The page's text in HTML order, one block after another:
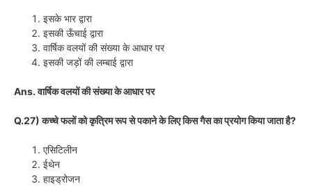
इसके भार द्वारा
इसकी ऊँचाई द्वारा
वार्षिक वलयों की संख्या के आधार पर
इसकी जड़ों की लम्बाई द्वारा
Ans. वार्षिक वलयों की संख्या के आधार पर
Q.27) कच्चे फलों को कृत्रिम रूप से पकाने के लिए किस गैस का प्रयोग किया जाता है?
एसिटिलीन
ईथेन
हाइड्रोजन